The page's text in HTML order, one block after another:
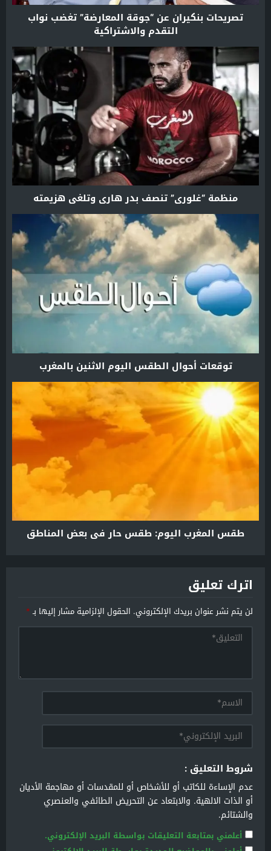
تصريحات بنكيران عن “جوقة المعارضة” تغضب نواب
التقدم والاشتراكية
منظمة “غلوري” تنصف بدر هاري وتلغي هزيمته
توقعات أحوال الطقس اليوم الاثنين بالمغرب
طقس المغرب اليوم: طقس حار في بعض المناطق
اترك تعليق
لن يتم نشر عنوان بريدك الإلكتروني. الحقول الإلزامية مشار إليها بـ*
شروط التعليق :
عدم الإساءة للكاتب أو للأشخاص أو للمقدسات أو مهاجمة الأديان
أو الذات الالهية. والابتعاد عن التحريض الطائفي والعنصري
والشتائم.
أعلمني بمتابعة التعليقات بواسطة البريد الإلكتروني.